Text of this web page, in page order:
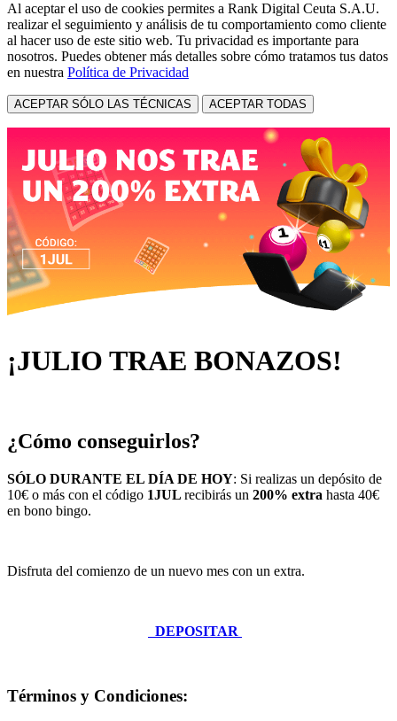
Al aceptar el uso de cookies permites a Rank Digital Ceuta S.A.U.
realizar el seguimiento y análisis de tu comportamiento como cliente
al hacer uso de este sitio web. Tu privacidad es importante para
nosotros. Puedes obtener más detalles sobre cómo tratamos tus datos
en nuestra Política de Privacidad
ACEPTAR SÓLO LAS TÉCNICAS ACEPTAR TODAS
¡JULIO TRAE BONAZOS!
¿Cómo conseguirlos?
SÓLO DURANTE EL DÍA DE HOY: Si realizas un depósito de
10€ o más con el código 1JUL recibirás un 200% extra hasta 40€
en bono bingo.
Disfruta del comienzo de un nuevo mes con un extra.
DEPOSITAR
Términos y Condiciones: